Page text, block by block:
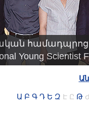
Young
Ա Բ Գ Դ Ե Զ Է Ը Թ